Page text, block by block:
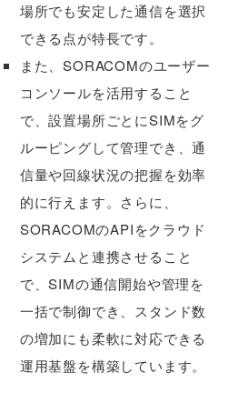
場所でも安定した通信を選択
できる点が特長です。
また、SORACOMのユーザー
コンソールを活用すること
で、設置場所ごとにSIMをグ
ルーピングして管理でき、通
信量や回線状況の把握を効率
的に行えます。さらに、
SORACOMのAPIをクラウド
システムと連携させること
で、SIMの通信開始や管理を
一括で制御でき、スタンド数
の増加にも柔軟に対応できる
運用基盤を構築しています。